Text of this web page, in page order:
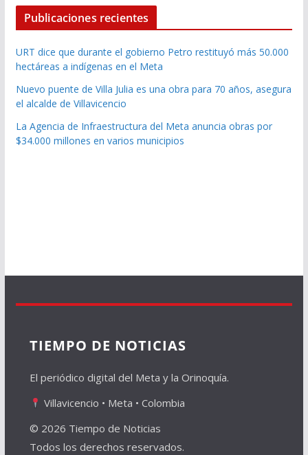
Publicaciones recientes
URT dice que durante el gobierno Petro restituyó más 50.000
hectáreas a indígenas en el Meta
Nuevo puente de Villa Julia es una obra para 70 años, asegura
el alcalde de Villavicencio
La Agencia de Infraestructura del Meta anuncia obras por
$34.000 millones en varios municipios
TIEMPO DE NOTICIAS
El periódico digital del Meta y la Orinoquía.
Villavicencio • Meta • Colombia
© 2026 Tiempo de Noticias
Todos los derechos reservados.